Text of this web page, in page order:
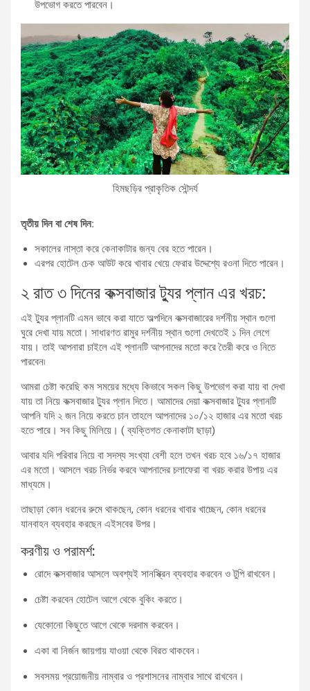
উপভোগ করতে পারবেন।
হিমছড়ির প্রাকৃতিক সৌন্দর্য
তৃতীয় দিন বা শেষ দিন:
সকালের নাস্তা করে কেনাকাটার জন্য বের হতে পারেন।
এরপর হোটেল চেক আউট করে খাবার খেয়ে ফেরার উদ্দেশ্যে রওনা দিতে পারেন।
২ রাত ৩ দিনের কক্সবাজার ট্যুর প্লান এর খরচ:
এই ট্যুর প্লানটি এমন ভাবে করা যাতে অল্পদিনে কক্সবাজারের দর্শনীয় স্থান গুলো
ঘুরে দেখা যায় মতো। সাধারণত রামুর দর্শনীয় স্থান গুলো দেখতেই ১ দিন লেগে
যায়। তাই আপনারা চাইলে এই প্লানটি আপনাদের মতো করে তৈরী করে ও নিতে
পারবেন৷
আমরা চেষ্টা করেছি কম সময়ের মধ্যে কিভাবে সকল কিছু উপভোগ করা যায় বা দেখা
যায় তা নিয়ে কক্সবাজার ট্যুর প্লান দিতে। আমাদের দেয়া কক্সবাজার ট্যুর প্লানটি
আপনি যদি ২ জন নিয়ে করতে চান তাহলে আপনাদের ১০/১২ হাজার এর মতো খরচ
হতে পারে। সব কিছু মিলিয়ে। ( ব্যক্তিগত কেনাকাটা ছাড়া)
আবার যদি পরিবার নিয়ে বা সদস্য সংখ্যা বেশী হলে তখন খরচ হবে ১৬/১৭ হাজার
এর মতো। আসলে খরচ নির্ভর করবে আপনাদের চলাফেরা বা খরচ করার উপায় এর
মাধ্যমে।
তাছাড়া কোন ধরনের রুমে থাকছেন, কোন ধরনের খাবার খাচ্ছেন, কোন ধরনের
যানবাহন ব্যবহার করছেন এইসবের উপর।
করণীয় ও পরামর্শ:
রোদে কক্সবাজার আসলে অবশ্যই সানস্ক্রিন ব্যবহার করবেন ও টুপি রাখবেন।
চেষ্টা করবেন হোটেল আগে থেকে বুকিং করতে।
যেকোনো কিছুতে আগে থেকে দরদাম করবেন।
একা বা নির্জন জায়গায় যাওয়া থেকে বিরত থাকবেন ৷
সবসময় প্রয়োজনীয় নাম্বার ও প্রশাসনের নাম্বার সাথে রাখবেন।